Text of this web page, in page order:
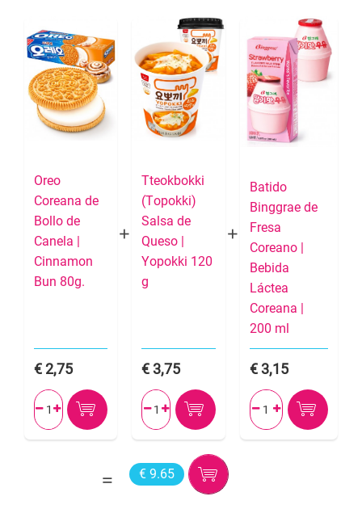
Oreo
Coreana de
Bollo de
Canela |
Cinnamon
Bun 80g.
2,75
 
Tteokbokki
(Topokki)
Salsa de
Queso |
Yopokki 120
g
3,75
 
Batido
Binggrae de
Fresa
Coreano |
Bebida
Láctea
Coreana |
200 ml
3,15
 
€ 9.65